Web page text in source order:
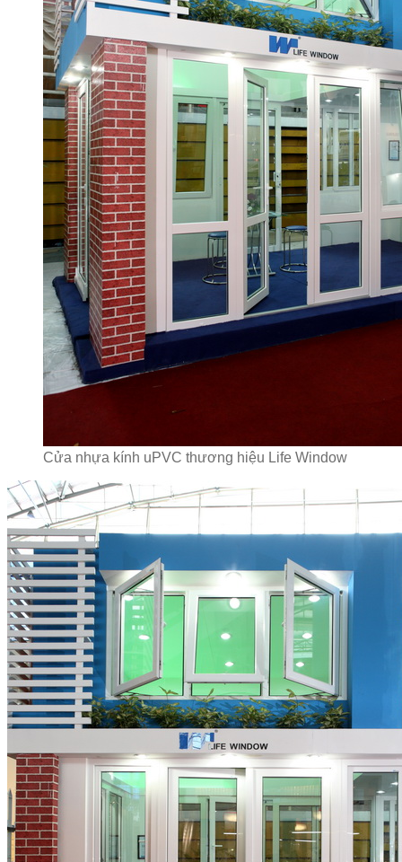
Cửa nhựa kính uPVC thương hiệu Life Window